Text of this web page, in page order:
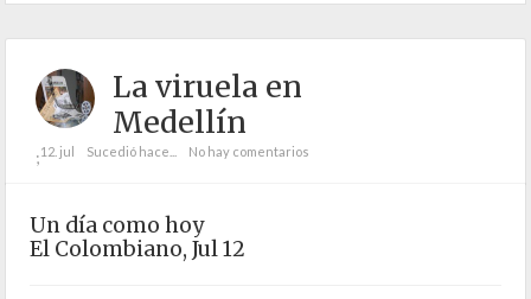
La viruela en
Medellín
;12. jul Sucedió hace... No hay comentarios
Un día como hoy
El Colombiano, Jul 12